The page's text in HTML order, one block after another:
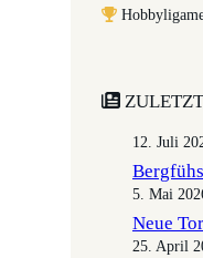
12. Juli
5. Mai
Neue
25. April